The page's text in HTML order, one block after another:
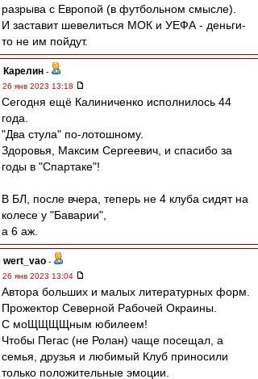
разрыва с Европой (в футбольном смысле).
И заставит шевелиться МОК и УЕФА - деньги-
то не им пойдут.
Карелин -
26 янв 2023 13:18
Сегодня ещё Калиниченко исполнилось 44
года.
"Два стула" по-лотошному.
Здоровья, Максим Сергеевич, и спасибо за
годы в "Спартаке"!
В БЛ, после вчера, теперь не 4 клуба сидят на
колесе у "Баварии",
а 6 аж.
wert_vao -
26 янв 2023 13:04
Автора больших и малых литературных форм.
Прожектор Северной Рабочей Окраины.
С моЩЩЩЩным юбилеем!
Чтобы Пегас (не Ролан) чаще посещал, а
семья, друзья и любимый Клуб приносили
только положительные эмоции.